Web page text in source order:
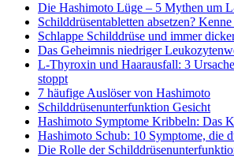
Die Hashimoto Lüge – 5 Mythen um
Schilddrüsentabletten absetzen?
Schlappe Schilddrüse und immer
Das Geheimnis niedriger
L-Thyroxin und Haarausfall: 3
stoppt
7 häufige Auslöser von Hashimoto
Schilddrüsenunterfunktion Gesicht
Hashimoto Symptome Kribbeln: Das
Hashimoto Schub: 10 Symptome, die
Die Rolle der